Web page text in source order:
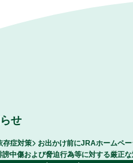
せ
存症対策
お出かけ前にJRAホームペ
中傷および脅迫行為等に対する厳正